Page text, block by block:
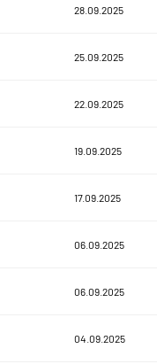
28.09.2025
25.09.2025
22.09.2025
19.09.2025
17.09.2025
06.09.2025
06.09.2025
04.09.2025